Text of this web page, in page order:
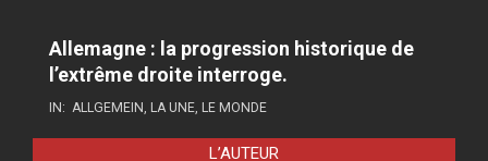
Allemagne : la progression historique de
l’extrême droite interroge.
IN: ALLGEMEIN, LA UNE, LE MONDE
L’AUTEUR